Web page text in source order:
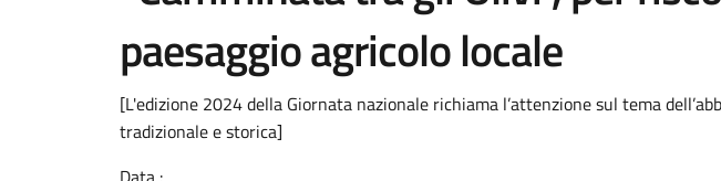
paesaggio agricolo locale
[L'edizione 2024 della Giornata nazionale richiama l’attenzione sul tema
tradizionale e storica]